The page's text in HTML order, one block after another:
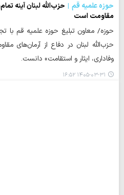
حوزه علمیه قم
حزب‌الله لبنان آینه
مقاومت است
حوزه/ معاون تبلیغ حوزه علمیه قم با
حزب‌الله لبنان در دفاع از آرمان‌های
وفاداری، ایثار و استقامت» دانست.
۱۴۰۵-۰۳-۳۱ ۱۶:۵۲